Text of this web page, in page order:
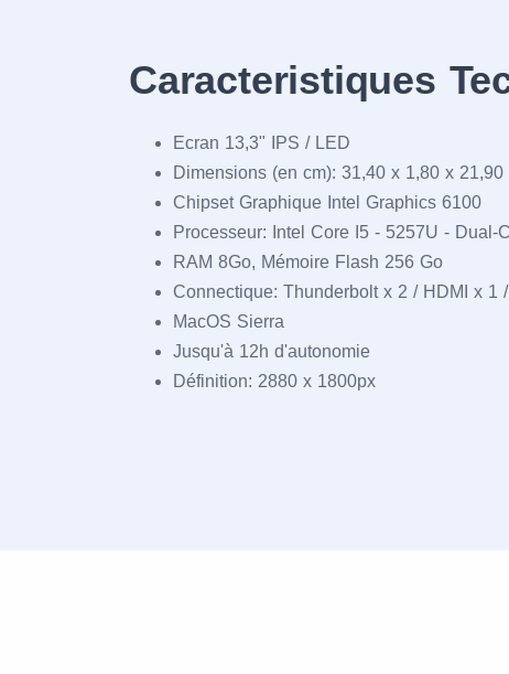
Caracteristiques
Ecran 13,3" IPS / LED
Dimensions (en cm): 31,40 x 1,80 x 21,90
Chipset Graphique Intel Graphics 6100
Processeur: Intel Core I5 - 5257U - Dual-
RAM 8Go, Mémoire Flash 256 Go
Connectique: Thunderbolt x 2 / HDMI x 1
MacOS Sierra
Jusqu'à 12h d'autonomie
Définition: 2880 x 1800px